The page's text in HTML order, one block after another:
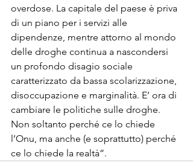
overdose. La capitale del paese è priva
di un piano per i servizi alle
dipendenze, mentre attorno al mondo
delle droghe continua a nascondersi
un profondo disagio sociale
caratterizzato da bassa scolarizzazione,
disoccupazione e marginalità. E’ ora di
cambiare le politiche sulle droghe.
Non soltanto perché ce lo chiede
l’Onu, ma anche (e soprattutto) perché
ce lo chiede la realtà”.